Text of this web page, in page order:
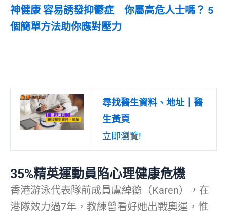
神健康 容易誘發抑鬱症 你屬高危人士嗎？ 5
個簡單方法助你應對壓力
尋找醫生資料、地址｜醫
生黃頁
立即瀏覽!
35%精英運動員陷心理健康危機
香港游泳代表隊前成員盧綽蘅（Karen），在
港隊效力過7年，教練曾看好她出戰奧運，惟